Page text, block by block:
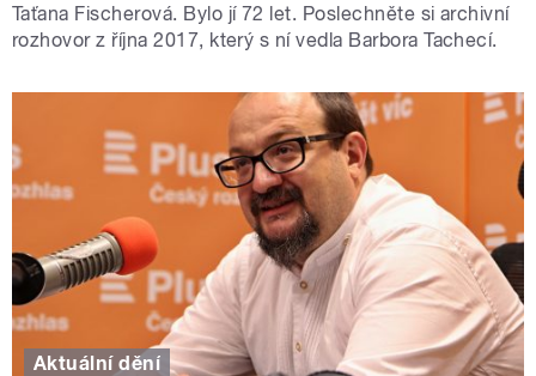
Taťana Fischerová. Bylo jí 72 let. Poslechněte si archivní
rozhovor z října 2017, který s ní vedla Barbora Tachecí.
Aktuální dění